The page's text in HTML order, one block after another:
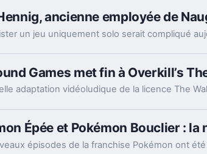
ancienne employée de
Games met fin à Overkill’s
Épée et Pokémon Bouclier :